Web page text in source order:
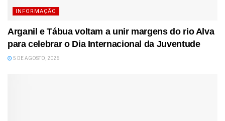
INFORMAÇÃO
Arganil e Tábua voltam a unir margens do rio Alva
para celebrar o Dia Internacional da Juventude
5 DE AGOSTO, 2026